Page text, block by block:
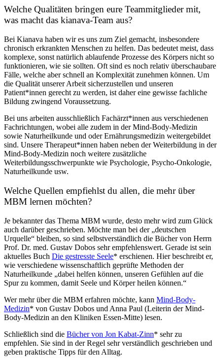
Welche Qualitäten bringen eure Teammitglieder mit,
was macht das kianava-Team aus?
Bei Kianava haben wir es uns zum Ziel gemacht, insbesondere
chronisch erkrankten Menschen zu helfen. Das bedeutet meist, dass
komplexe, sonst natürlich ablaufende Prozesse des Körpers nicht so
funktionieren, wie sie sollten. Oft sind es noch relativ überschaubare
Fälle, welche aber schnell an Komplexität zunehmen können. Um
die Qualität unserer Arbeit sicherzustellen und unseren
Patient*innen gerecht zu werden, ist daher eine gewisse fachliche
Bildung zwingend Voraussetzung.
Bei uns arbeiten ausschließlich Fachärzt*innen aus verschiedenen
Fachrichtungen, wobei alle zudem in der Mind-Body-Medizin
sowie Naturheilkunde und oder Ernährungsmedizin weitergebildet
sind. Unsere Therapeut*innen haben neben der Weiterbildung in der
Mind-Body-Medizin noch weitere zusätzliche
Weiterbildungsschwerpunkte wie Psychologie, Psycho-Onkologie,
Naturheilkunde usw.
Welche Quellen empfiehlst du allen, die mehr über
MBM lernen möchten?
Je bekannter das Thema MBM wurde, desto mehr wird zum Glück
auch darüber geschrieben. Möchte man bei der „deutschen
Urquelle“ bleiben, so sind selbstverständlich die Bücher von Herrn
Prof. Dr. med. Gustav Dobos sehr empfehlenswert. Gerade ist sein
aktuelles Buch Die gestresste Seele* erschienen. Hier beschreibt er,
wie verschiedene wissenschaftlich geprüfte Methoden der
Naturheilkunde „dabei helfen können, unseren Gefühlen auf die
Spur zu kommen, damit Seele und Körper heilen können.“
Wer mehr über die MBM erfahren möchte, kann Mind-Body-
Medizin* von Gustav Dobos und Anna Paul (Leiterin der Mind-
Body-Medizin an den Kliniken Essen-Mitte) lesen.
Schließlich sind die Bücher von Jon Kabat-Zinn* sehr zu
empfehlen. Sie sind in der Regel sehr verständlich geschrieben und
geben praktische Tipps für den Alltag.